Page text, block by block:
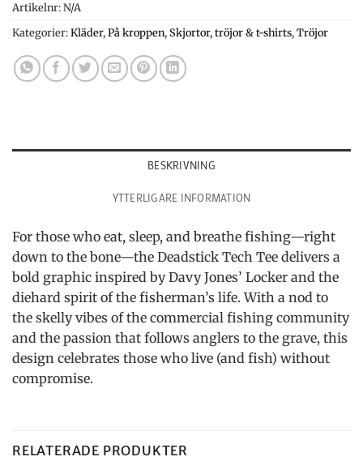
Artikelnr:N/A
Kategorier:Kläder,På kroppen,Skjortor, tröjor & t-shirts,Tröjor
BESKRIVNING
YTTERLIGARE INFORMATION
For those who eat, sleep, and breathe fishing—right
down to the bone—the Deadstick Tech Tee delivers a
bold graphic inspired by Davy Jones’ Locker and the
diehard spirit of the fisherman’s life. With a nod to
the skelly vibes of the commercial fishing community
and the passion that follows anglers to the grave, this
design celebrates those who live (and fish) without
compromise.
RELATERADE PRODUKTER